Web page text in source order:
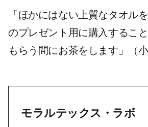
「ほかにはない上質なタオル
のプレゼント用に購入するこ
もらう間にお茶をします」（小
モラルテックス・ラボ